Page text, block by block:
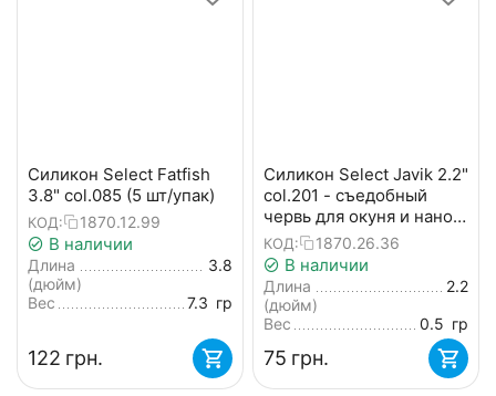
Силикон Select Fatfish
3.8" col.085 (5 шт/упак)
КОД: 1870.12.99
В наличии
Длина
(дюйм)
3.8
Вес
7.3 гр
‍122‍ грн.
Силикон Select Javik 2.2"
col.201 - съедобный
червь для окуня и нано-
джига (7 шт.)
КОД: 1870.26.36
В наличии
Длина
(дюйм)
2.2
Вес
0.5 гр
‍75‍ грн.